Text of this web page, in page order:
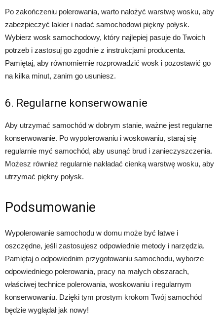
Po zakończeniu polerowania, warto nałożyć warstwę wosku, aby
zabezpieczyć lakier i nadać samochodowi piękny połysk.
Wybierz wosk samochodowy, który najlepiej pasuje do Twoich
potrzeb i zastosuj go zgodnie z instrukcjami producenta.
Pamiętaj, aby równomiernie rozprowadzić wosk i pozostawić go
na kilka minut, zanim go usuniesz.
6. Regularne konserwowanie
Aby utrzymać samochód w dobrym stanie, ważne jest regularne
konserwowanie. Po wypolerowaniu i woskowaniu, staraj się
regularnie myć samochód, aby usunąć brud i zanieczyszczenia.
Możesz również regularnie nakładać cienką warstwę wosku, aby
utrzymać piękny połysk.
Podsumowanie
Wypolerowanie samochodu w domu może być łatwe i
oszczędne, jeśli zastosujesz odpowiednie metody i narzędzia.
Pamiętaj o odpowiednim przygotowaniu samochodu, wyborze
odpowiedniego polerowania, pracy na małych obszarach,
właściwej technice polerowania, woskowaniu i regularnym
konserwowaniu. Dzięki tym prostym krokom Twój samochód
będzie wyglądał jak nowy!